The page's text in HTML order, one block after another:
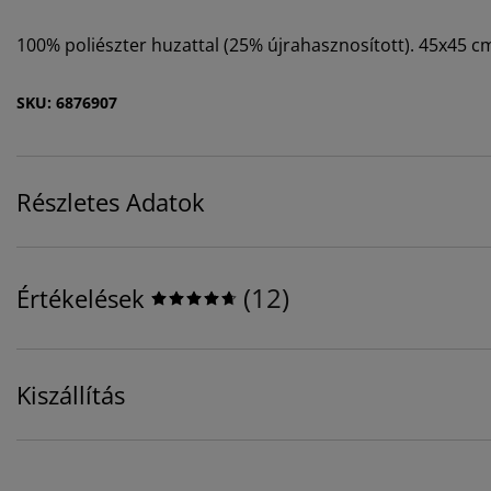
100% poliészter huzattal (25% újrahasznosított). 45x45
SKU: 6876907
Részletes Adatok
Értékelések (12)
Kiszállítás